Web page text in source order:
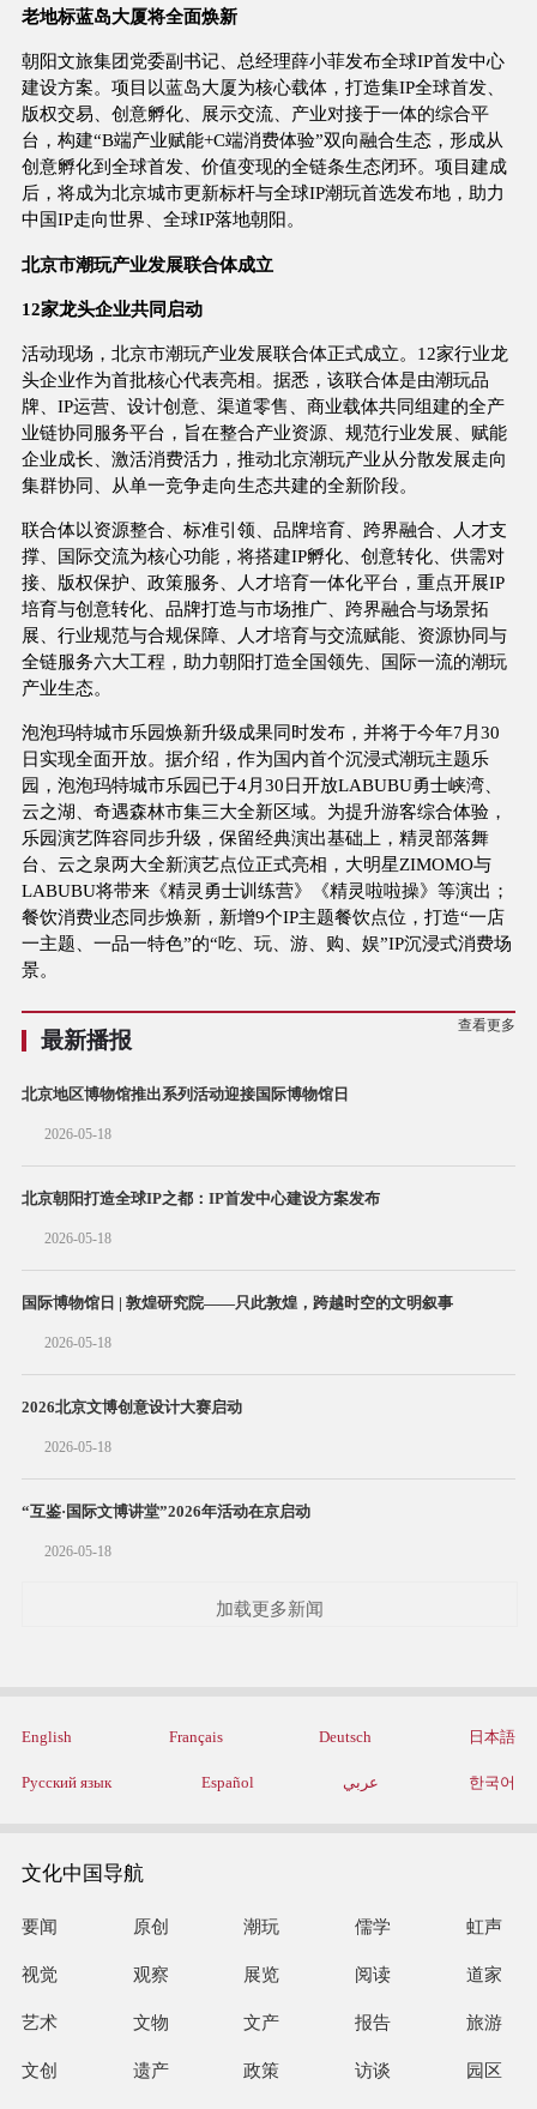
老地标蓝岛大厦将全面焕新
朝阳文旅集团党委副书记、总经理薛小菲发布全球IP首发中心
建设方案。项目以蓝岛大厦为核心载体，打造集IP全球首发、
版权交易、创意孵化、展示交流、产业对接于一体的综合平
台，构建“B端产业赋能+C端消费体验”双向融合生态，形成从
创意孵化到全球首发、价值变现的全链条生态闭环。项目建成
后，将成为北京城市更新标杆与全球IP潮玩首选发布地，助力
中国IP走向世界、全球IP落地朝阳。
北京市潮玩产业发展联合体成立
12家龙头企业共同启动
活动现场，北京市潮玩产业发展联合体正式成立。12家行业龙
头企业作为首批核心代表亮相。据悉，该联合体是由潮玩品
牌、IP运营、设计创意、渠道零售、商业载体共同组建的全产
业链协同服务平台，旨在整合产业资源、规范行业发展、赋能
企业成长、激活消费活力，推动北京潮玩产业从分散发展走向
集群协同、从单一竞争走向生态共建的全新阶段。
联合体以资源整合、标准引领、品牌培育、跨界融合、人才支
撑、国际交流为核心功能，将搭建IP孵化、创意转化、供需对
接、版权保护、政策服务、人才培育一体化平台，重点开展IP
培育与创意转化、品牌打造与市场推广、跨界融合与场景拓
展、行业规范与合规保障、人才培育与交流赋能、资源协同与
全链服务六大工程，助力朝阳打造全国领先、国际一流的潮玩
产业生态。
泡泡玛特城市乐园焕新升级成果同时发布，并将于今年7月30
日实现全面开放。据介绍，作为国内首个沉浸式潮玩主题乐
园，泡泡玛特城市乐园已于4月30日开放LABUBU勇士峡湾、
云之湖、奇遇森林市集三大全新区域。为提升游客综合体验，
乐园演艺阵容同步升级，保留经典演出基础上，精灵部落舞
台、云之泉两大全新演艺点位正式亮相，大明星ZIMOMO与
LABUBU将带来《精灵勇士训练营》《精灵啦啦操》等演出；
餐饮消费业态同步焕新，新增9个IP主题餐饮点位，打造“一店
一主题、一品一特色”的“吃、玩、游、购、娱”IP沉浸式消费场
景。
最新播报
查看更多
北京地区博物馆推出系列活动迎接国际博物馆日
2026-05-18
北京朝阳打造全球IP之都：IP首发中心建设方案发布
2026-05-18
国际博物馆日 | 敦煌研究院——只此敦煌，跨越时空的文明叙事
2026-05-18
2026北京文博创意设计大赛启动
2026-05-18
“互鉴·国际文博讲堂”2026年活动在京启动
2026-05-18
加载更多新闻
English Français Deutsch 日本語
Русский язык Español عربي 한국어
文化中国导航
要闻 原创 潮玩 儒学 虹声
视觉 观察 展览 阅读 道家
艺术 文物 文产 报告 旅游
文创 遗产 政策 访谈 园区